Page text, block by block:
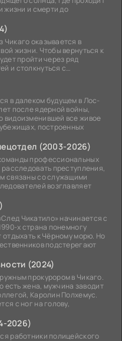
жизни и смерти до
оказывается в
жизни. Чтобы вернуться к
пройти через ряд
и столкнуться с
в далеком будущем в Лос-
после ядерной войны,
видоизменившей все живое
построенных
(2003-2026)
профессиональных
преступления,
связаны со служащими
возглавляет
Чикатило» начинается с
х страна понемногу
отдыхать к Чёрному морю. Но
подстерегают
(2024)
прокурором в Чикаго.
есть жена, мужчина заводит
Каролин Полхемус.
с ног на голову,
2026)
работники полицейского